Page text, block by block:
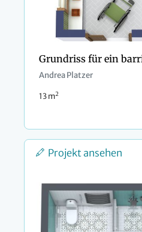
Andrea Platzer
13 m2
Projekt ansehen